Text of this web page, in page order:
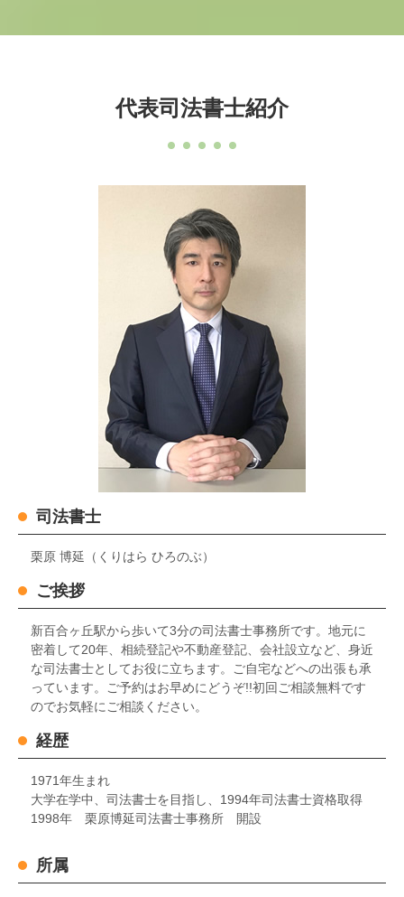
代表司法書士紹介
司法書士
栗原 博延（くりはら ひろのぶ）
ご挨拶
新百合ヶ丘駅から歩いて3分の司法書士事務所です。地元に
密着して20年、相続登記や不動産登記、会社設立など、身近
な司法書士としてお役に立ちます。ご自宅などへの出張も承
っています。ご予約はお早めにどうぞ!!初回ご相談無料です
のでお気軽にご相談ください。
経歴
1971年生まれ
大学在学中、司法書士を目指し、1994年司法書士資格取得
1998年 栗原博延司法書士事務所 開設
所属